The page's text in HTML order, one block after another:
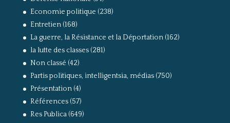
Economie politique (238)
Entretien(168)
La guerre, la Résistance et la Déportation(162)
la lutte des classes(281)
Non classé (42)
Partis politiques, intelligentsia, médias(750)
Présentation(4)
Références(57)
Res Publica(649)